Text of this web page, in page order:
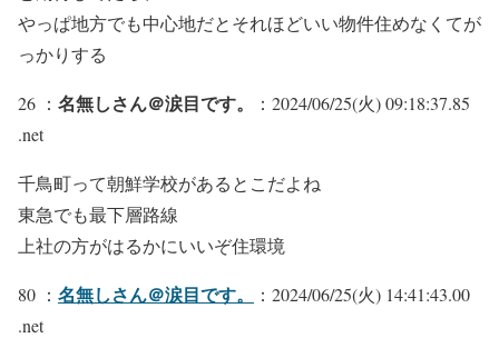
やっぱ地方でも中心地だとそれほどいい物件住めなくてが
っかりする
26 ： 名無しさん＠涙目です。
：2024/06/25(火) 09:18:37.85
.net
千鳥町って朝鮮学校があるとこだよね
東急でも最下層路線
上社の方がはるかにいいぞ住環境
80 ： 名無しさん＠涙目です。
：2024/06/25(火) 14:41:43.00
.net